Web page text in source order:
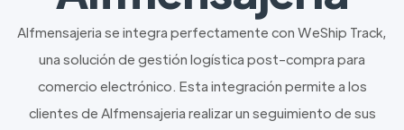
Alfmensajeria se integra perfectamente con WeShip Track,
una solución de gestión logística post-compra para
comercio electrónico. Esta integración permite a los
clientes de Alfmensajeria realizar un seguimiento de sus